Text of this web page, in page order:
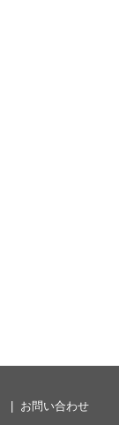
お問い合わせ